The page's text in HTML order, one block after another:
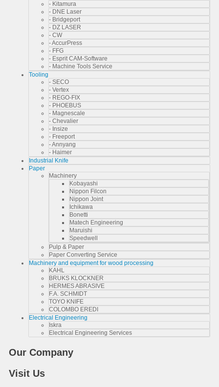
- Kitamura
- DNE Laser
- Bridgeport
- DZ LASER
- CW
- AccurPress
- FFG
- Esprit CAM-Software
- Machine Tools Service
Tooling
- SECO
- Vertex
- REGO-FIX
- PHOEBUS
- Magnescale
- Chevalier
- Insize
- Freeport
- Annyang
- Haimer
Industrial Knife
Paper
Machinery
Kobayashi
Nippon Filcon
Nippon Joint
Ichikawa
Bonetti
Matech Engineering
Maruishi
Speedwell
Pulp & Paper
Paper Converting Service
Machinery and equipment for wood processing
KAHL
BRUKS KLOCKNER
HERMES ABRASIVE
F.A. SCHMIDT
TOYO KNIFE
COLOMBO EREDI
Electrical Engineering
Iskra
Electrical Engineering Services
Our Company
Visit Us